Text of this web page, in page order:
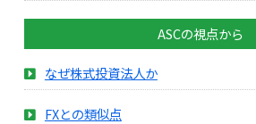
ASCの視点から
なぜ株式投資法人か
FXとの類似点